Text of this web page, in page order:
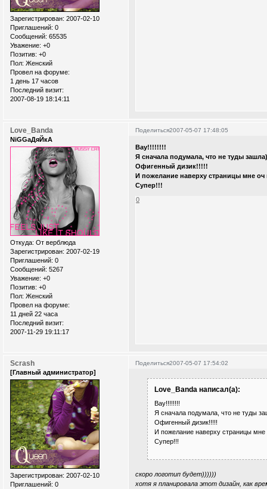
Зарегистрирован: 2007-02-10
Приглашений: 0
Сообщений: 65535
Уважение: +0
Позитив: +0
Пол: Женский
Провел на форуме:
1 день 17 часов
Последний визит:
2007-08-19 18:14:11
Поделиться2007-05-07 17:48:05
Love_Banda
NiGGaДяЙкА
Откуда: От верблюда
Зарегистрирован: 2007-02-19
Приглашений: 0
Сообщений: 5267
Уважение: +0
Позитив: +0
Пол: Женский
Провел на форуме:
11 дней 22 часа
Последний визит:
2007-11-29 19:11:17
Вау!!!!!!!!
Я сначала подумала, что не туды
Офигенный дизик!!!!!
И пожелание наверху страницы мне оч
Супер!!!
0
Поделиться2007-05-07 17:54:02
Scrash
[Главный администратор]
Зарегистрирован: 2007-02-10
Приглашений: 0
Love_Banda написал(а):
Вау!!!!!!!!
Я сначала подумала, что не туды
Офигенный дизик!!!!!
И пожелание наверху страницы
Супер!!!
скоро логотип будет))))))
хотя я планировала этот дизайн, как